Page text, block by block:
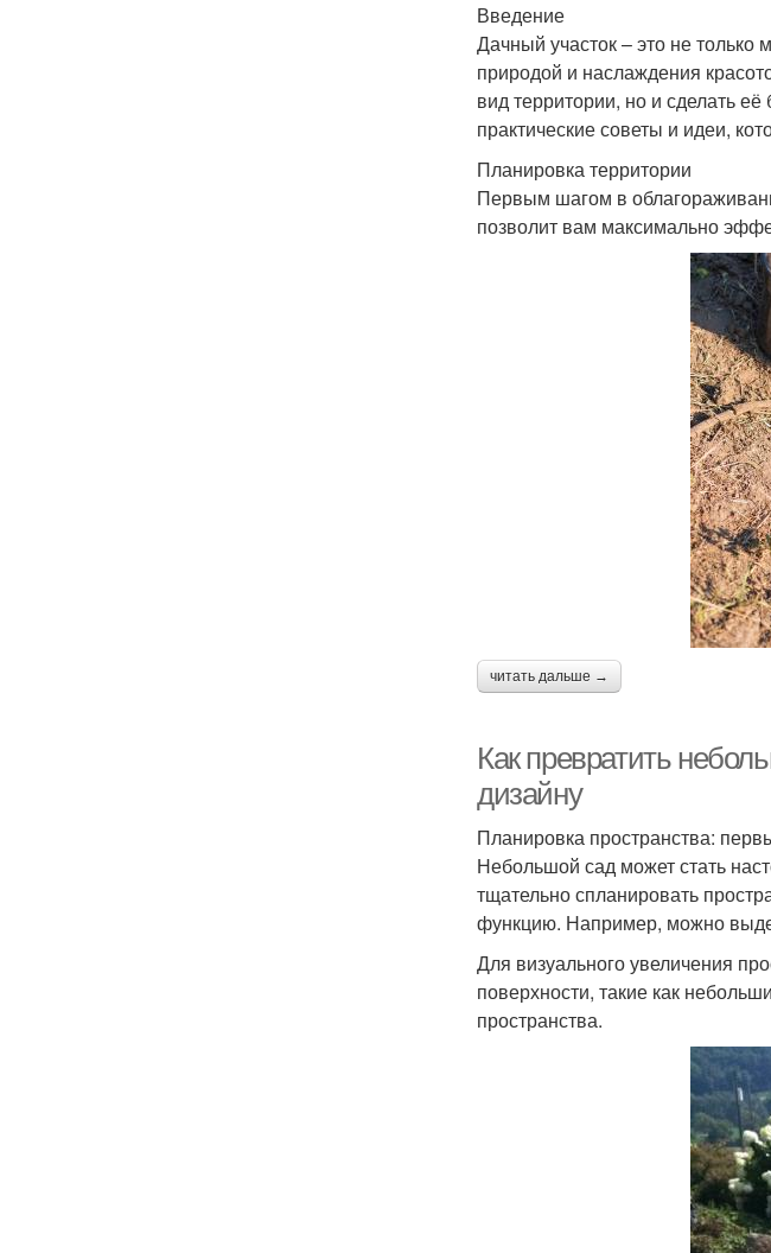
Введение
Дачный участок – это не
природой и наслаждения
вид территории, но и сделать
практические советы и идеи,
Планировка территории
Первым шагом в
позволит вам максимально
читать дальше →
Как превратить
дизайну
Планировка пространства:
Небольшой сад может стать
тщательно спланировать
функцию. Например, можно
Для визуального увеличения
поверхности, такие как
пространства.